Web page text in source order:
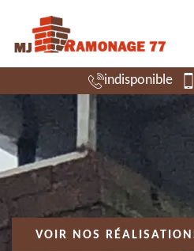
indisponible
VOIR NOS